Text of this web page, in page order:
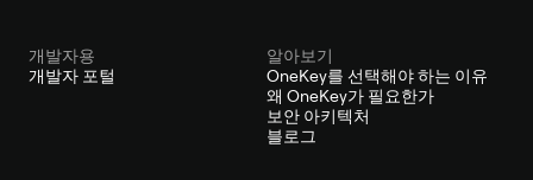
개발자용
개발자 포털
알아보기
OneKey를 선택해야 하는 이유
왜 OneKey가 필요한가
보안 아키텍처
블로그